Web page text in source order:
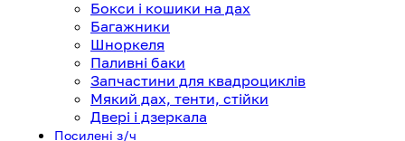
Бокси і кошики на дах
Багажники
Шноркеля
Паливні баки
Запчастини для квадроциклів
Мякий дах, тенти, стійки
Двері і дзеркала
Посилені з/ч